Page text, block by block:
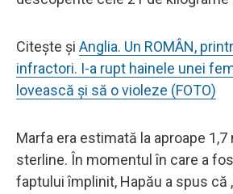
Citește și Anglia. Un ROMÂN,
infractori. I-a rupt hainele unei
lovească și să o violeze (FOTO)
Marfa era estimată la aproape 1,7
sterline. În momentul în care a
faptului împlinit, Hapău a spus că